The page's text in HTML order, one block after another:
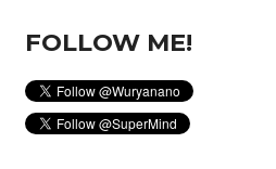
FOLLOW ME!